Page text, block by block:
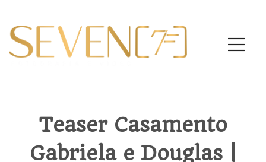
Teaser Casamento
Gabriela e Douglas |